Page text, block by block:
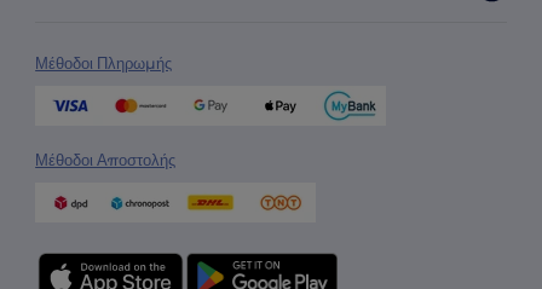
Μέθοδοι Πληρωμής
Μέθοδοι Αποστολής